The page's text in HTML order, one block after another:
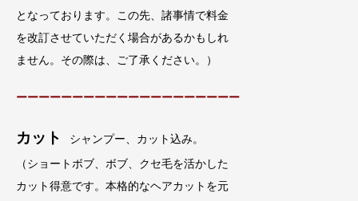
となっております。この先、諸事情で料金
を改訂させていただく場合があるかもしれ
ません。その際は、ご了承ください。）
ーーーーーーーーーーーーーーーーーーーー
カット
シャンプー、カット込み。
（ショートボブ、ボブ、クセ毛を活かした
カット得意です。本格的なヘアカットを元